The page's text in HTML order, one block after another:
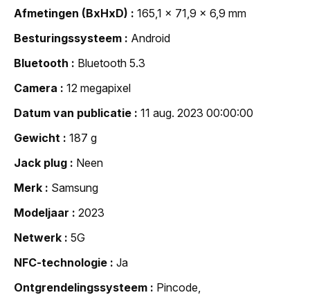
Afmetingen (BxHxD)
165,1 x 71,9 x 6,9 mm
Besturingssysteem
Android
Bluetooth
Bluetooth 5.3
Camera
12 megapixel
Datum van publicatie
11 aug. 2023 00:00:00
Gewicht
187 g
Jack plug
Neen
Merk
Samsung
Modeljaar
2023
Netwerk
5G
NFC-technologie
Ja
Ontgrendelingssysteem
Pincode,